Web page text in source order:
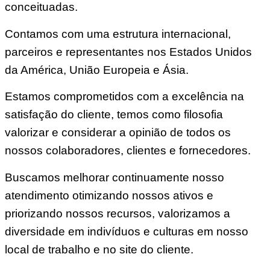
conceituadas.
Contamos com uma estrutura internacional,
parceiros e representantes nos Estados Unidos
da América, União Europeia e Ásia.
Estamos comprometidos com a excelência na
satisfação do cliente, temos como filosofia
valorizar e considerar a opinião de todos os
nossos colaboradores, clientes e fornecedores.
Buscamos melhorar continuamente nosso
atendimento otimizando nossos ativos e
priorizando nossos recursos, valorizamos a
diversidade em indivíduos e culturas em nosso
local de trabalho e no site do cliente.